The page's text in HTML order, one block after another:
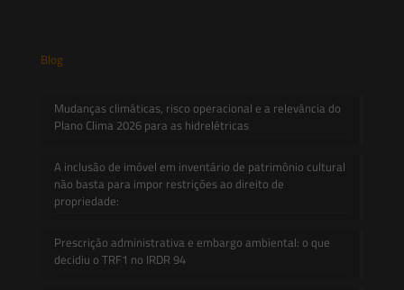
Blog
Mudanças climáticas, risco operacional e a relevância do
Plano Clima 2026 para as hidrelétricas
A inclusão de imóvel em inventário de patrimônio cultural
não basta para impor restrições ao direito de
propriedade:
Prescrição administrativa e embargo ambiental: o que
decidiu o TRF1 no IRDR 94